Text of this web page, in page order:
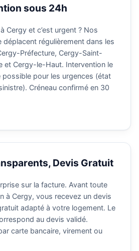
sous 24h
Cergy et c’est urgent ? Nos
déplacent régulièrement dans les
Préfecture, Cergy-Saint-
et Cergy-le-Haut. Intervention le
possible pour les urgences (état
Créneau confirmé en 30
Devis Gratuit
sur la facture. Avant toute
à Cergy, vous recevez un devis
adapté à votre logement. Le
au devis validé.
carte bancaire, virement ou